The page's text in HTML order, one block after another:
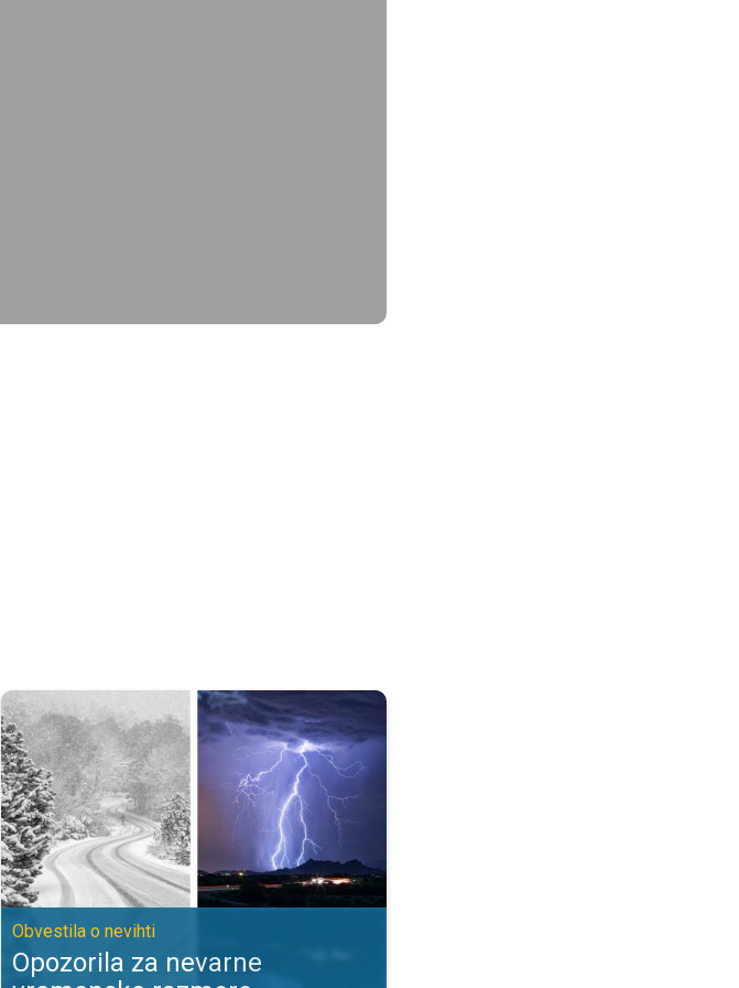
Opozorila za nevarne vremenske razmere. Obvestila o nevihti. . .
Obvestila o nevihti
Opozorila za nevarne